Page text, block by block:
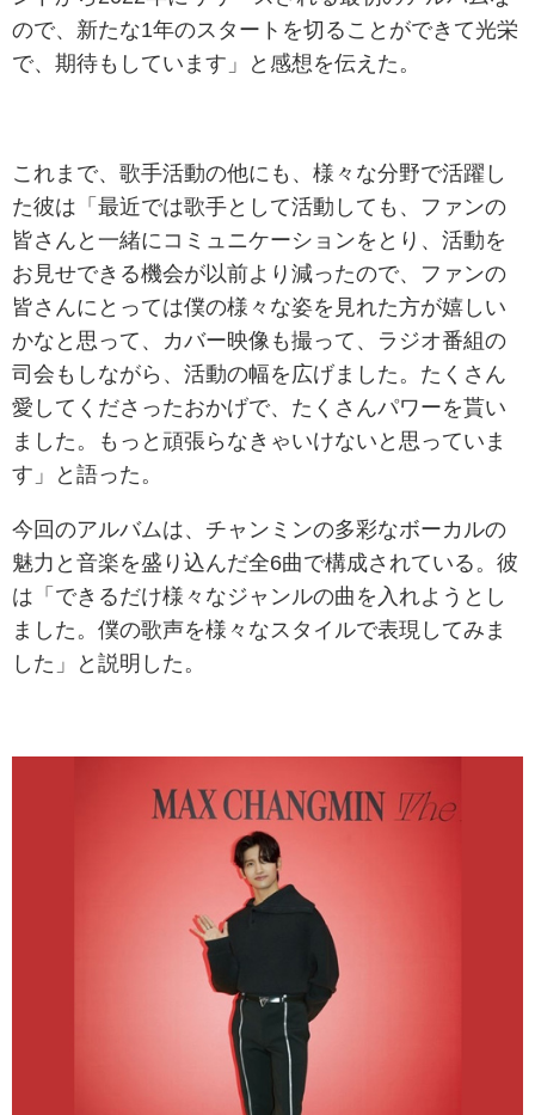
ので、新たな1年のスタートを切ることができて光栄
で、期待もしています」と感想を伝えた。
これまで、歌手活動の他にも、様々な分野で活躍し
た彼は「最近では歌手として活動しても、ファンの
皆さんと一緒にコミュニケーションをとり、活動を
お見せできる機会が以前より減ったので、ファンの
皆さんにとっては僕の様々な姿を見れた方が嬉しい
かなと思って、カバー映像も撮って、ラジオ番組の
司会もしながら、活動の幅を広げました。たくさん
愛してくださったおかげで、たくさんパワーを貰い
ました。もっと頑張らなきゃいけないと思っていま
す」と語った。
今回のアルバムは、チャンミンの多彩なボーカルの
魅力と音楽を盛り込んだ全6曲で構成されている。彼
は「できるだけ様々なジャンルの曲を入れようとし
ました。僕の歌声を様々なスタイルで表現してみま
した」と説明した。